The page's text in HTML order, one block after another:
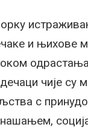
и њихове
чије су
с